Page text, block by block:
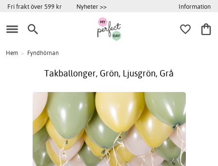
Fri frakt över 599 kr Nyheter >> Information
Hem > Fyndhörnan
Takballonger, Grön, Ljusgrön, Grå